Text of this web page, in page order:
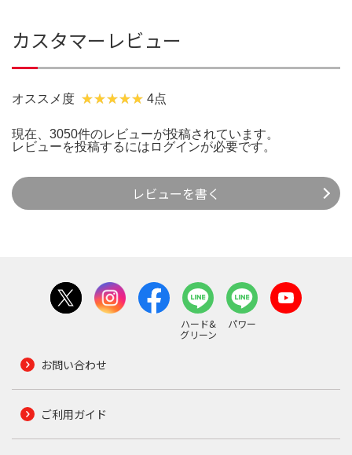
カスタマーレビュー
オススメ度 4点
現在、3050件のレビューが投稿されています。
レビューを投稿するには ログインが必要です。
レビューを書く
ハード&
グリーン
パワー
お問い合わせ
ご利用ガイド